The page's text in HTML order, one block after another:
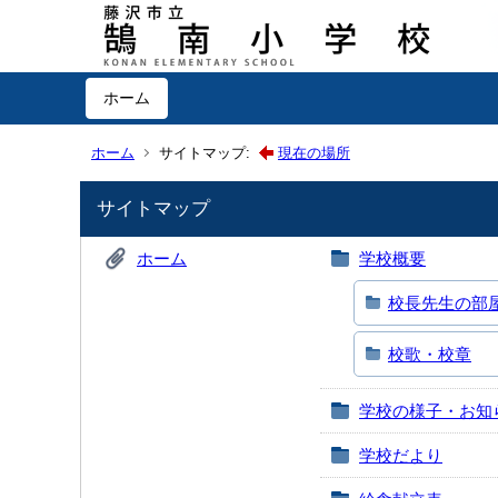
ホーム
ホーム サイトマップ: 現在の場所
サイトマップ
ホーム 学校概要
校長先生の部
校歌・校章
学校の様子・お知
学校だより